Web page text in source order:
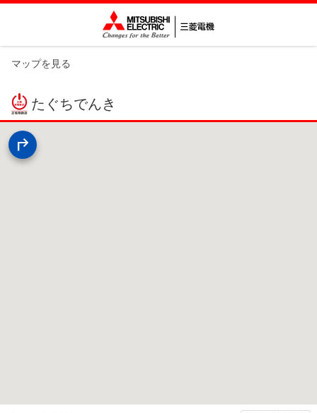
マップを見る
たぐちでんき